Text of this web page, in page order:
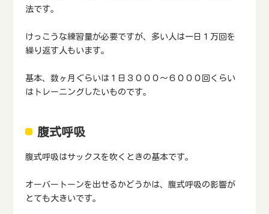
法です。
けっこうな練習量が必要ですが、多い人は一日１万回を
繰り返す人もいます。
基本、数ヶ月ぐらいは１日３０００～６０００回くらい
はトレーニングしたいものです。
腹式呼吸
腹式呼吸はサックスを吹くときの基本です。
オーバートーンを出せるかどうかは、腹式呼吸の影響が
とても大きいです。